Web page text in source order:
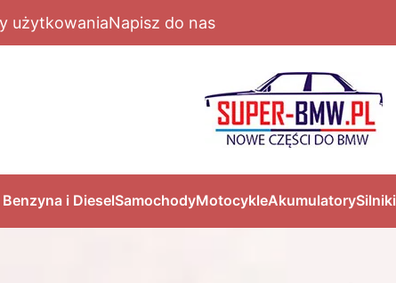
użytkowaniaNapisz do nas
Benzyna i DieselSamochodyMotocykleAkumulatorySilniki